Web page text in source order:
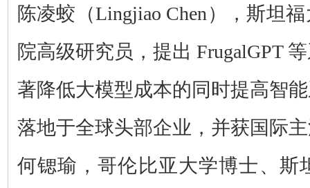
陈凌蛟（Lingjiao Chen），斯坦
院高级研究员，提出 FrugalGPT
著降低大模型成本的同时提高智
落地于全球头部企业，并获国际
何锶瑜，哥伦比亚大学博士、斯